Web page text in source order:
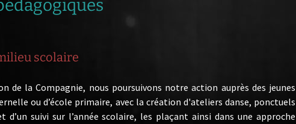
scolaire
de la Compagnie, nous poursuivons notre action auprès des jeunes
ou d’école primaire, avec la création d'ateliers danse, ponctuels
d’un suivi sur l’année scolaire, les plaçant ainsi dans une approche